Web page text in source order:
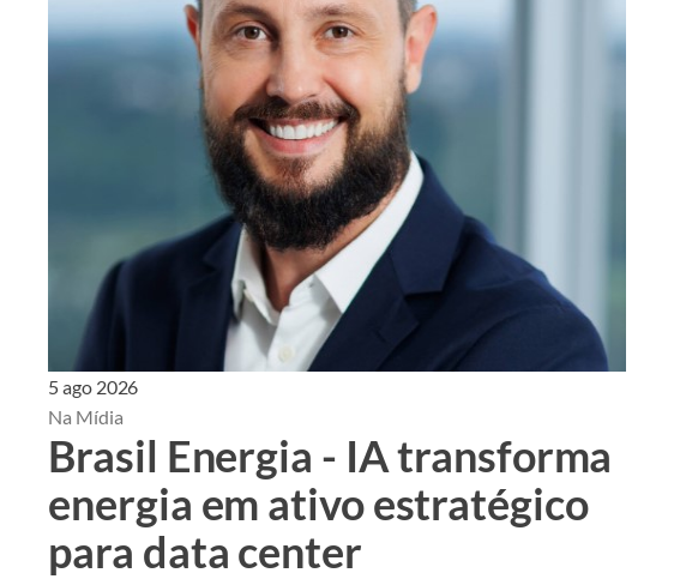
5 ago 2026
Na Mídia
Brasil Energia - IA transforma
energia em ativo estratégico
para data center